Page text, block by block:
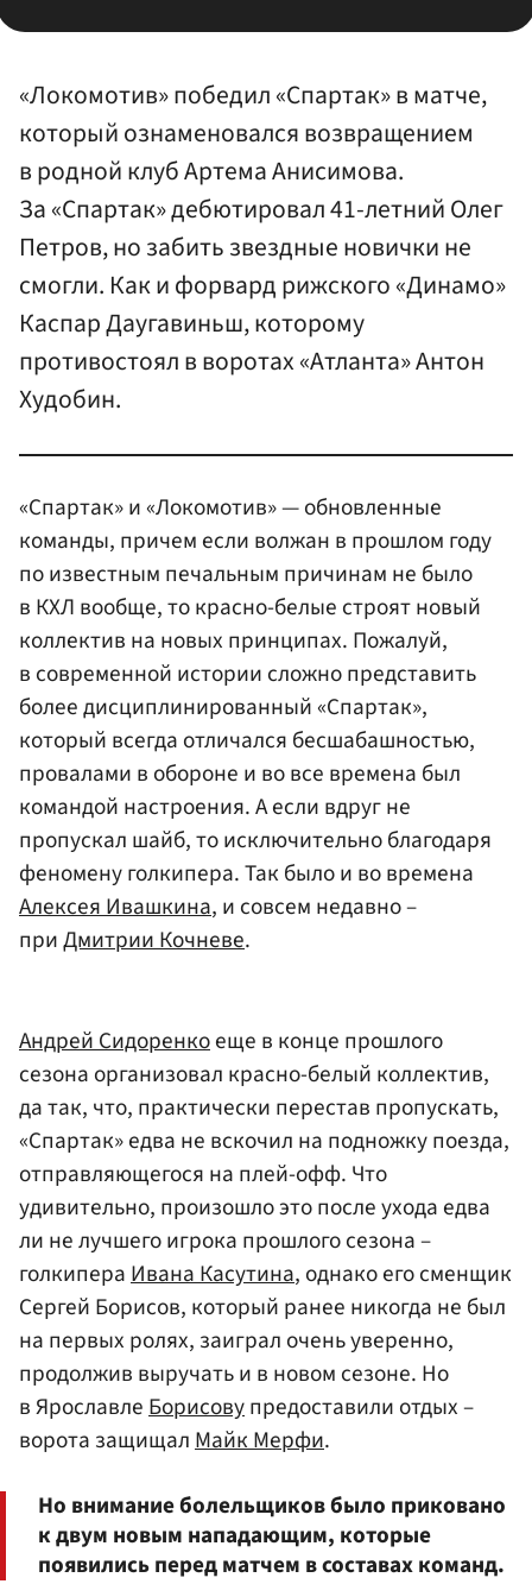
«Локомотив» победил «Спартак» в матче,
который ознаменовался возвращением
в родной клуб Артема Анисимова.
За «Спартак» дебютировал 41-летний Олег
Петров, но забить звездные новички не
смогли. Как и форвард рижского «Динамо»
Каспар Даугавиньш, которому
противостоял в воротах «Атланта» Антон
Худобин.
«Спартак» и «Локомотив» — обновленные
команды, причем если волжан в прошлом году
по известным печальным причинам не было
в КХЛ вообще, то красно-белые строят новый
коллектив на новых принципах. Пожалуй,
в современной истории сложно представить
более дисциплинированный «Спартак»,
который всегда отличался бесшабашностью,
провалами в обороне и во все времена был
командой настроения. А если вдруг не
пропускал шайб, то исключительно благодаря
феномену голкипера. Так было и во времена
Алексея Ивашкина, и совсем недавно –
приДмитрии Кочневе.
Андрей Сидоренкоеще в конце прошлого
сезона организовал красно-белый коллектив,
да так, что, практически перестав пропускать,
«Спартак» едва не вскочил на подножку поезда,
отправляющегося на плей-офф. Что
удивительно, произошло это после ухода едва
ли не лучшего игрока прошлого сезона –
голкипераИвана Касутина, однако его сменщик
Сергей Борисов, который ранее никогда не был
на первых ролях, заиграл очень уверенно,
продолжив выручать и в новом сезоне. Но
в ЯрославлеБорисовупредоставили отдых –
ворота защищалМайк Мерфи.
Но внимание болельщиков было приковано
к двум новым нападающим, которые
появились перед матчем в составах команд.